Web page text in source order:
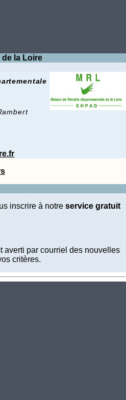
de la Loire
inscrire à notre service gratuit
averti par courriel des nouvelles
critères.